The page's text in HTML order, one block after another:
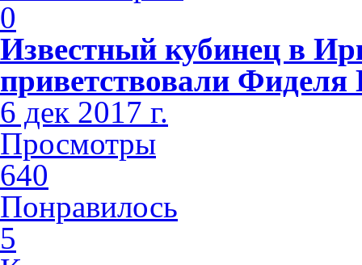
0
Известный кубинец в
приветствовали Фиделя
6 дек 2017 г.
Просмотры
640
Понравилось
5